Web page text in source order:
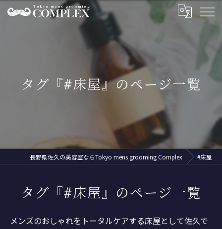
タグ『#床屋』のページ一覧
長野県佐久の美容室ならTokyo mens grooming Complex #床屋
タグ『#床屋』のページ一覧
メンズのおしゃれをトータルケアする床屋として佐久で